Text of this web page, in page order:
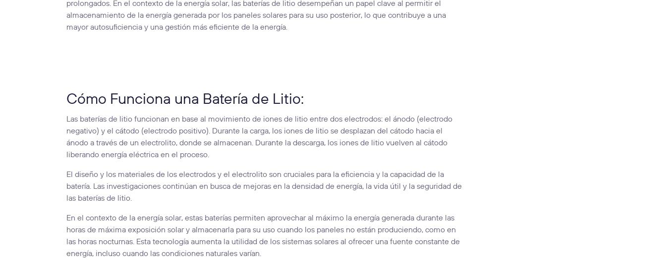
prolongados. En el contexto de la energía solar, las baterías de litio desempeñan un papel clave al permitir el
almacenamiento de la energía generada por los paneles solares para su uso posterior, lo que contribuye a una
mayor autosuficiencia y una gestión más eficiente de la energía.
Cómo Funciona una Batería de Litio:
Las baterías de litio funcionan en base al movimiento de iones de litio entre dos electrodos: el ánodo (electrodo
negativo) y el cátodo (electrodo positivo). Durante la carga, los iones de litio se desplazan del cátodo hacia el
ánodo a través de un electrolito, donde se almacenan. Durante la descarga, los iones de litio vuelven al cátodo
liberando energía eléctrica en el proceso.
El diseño y los materiales de los electrodos y el electrolito son cruciales para la eficiencia y la capacidad de la
batería. Las investigaciones continúan en busca de mejoras en la densidad de energía, la vida útil y la seguridad de
las baterías de litio.
En el contexto de la energía solar, estas baterías permiten aprovechar al máximo la energía generada durante las
horas de máxima exposición solar y almacenarla para su uso cuando los paneles no están produciendo, como en
las horas nocturnas. Esta tecnología aumenta la utilidad de los sistemas solares al ofrecer una fuente constante de
energía, incluso cuando las condiciones naturales varían.